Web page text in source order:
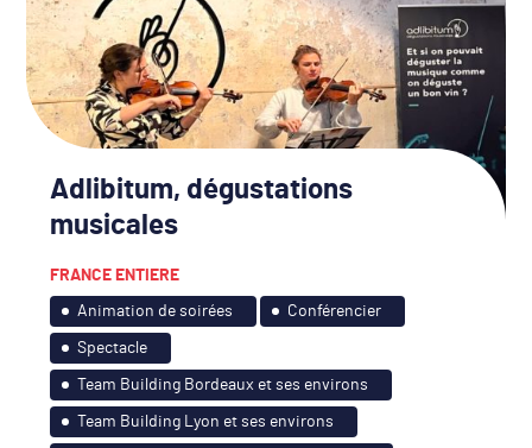
Adlibitum, dégustations
musicales
FRANCE ENTIERE
Animation de soirées Conférencier
Spectacle
Team Building Bordeaux et ses environs
Team Building Lyon et ses environs